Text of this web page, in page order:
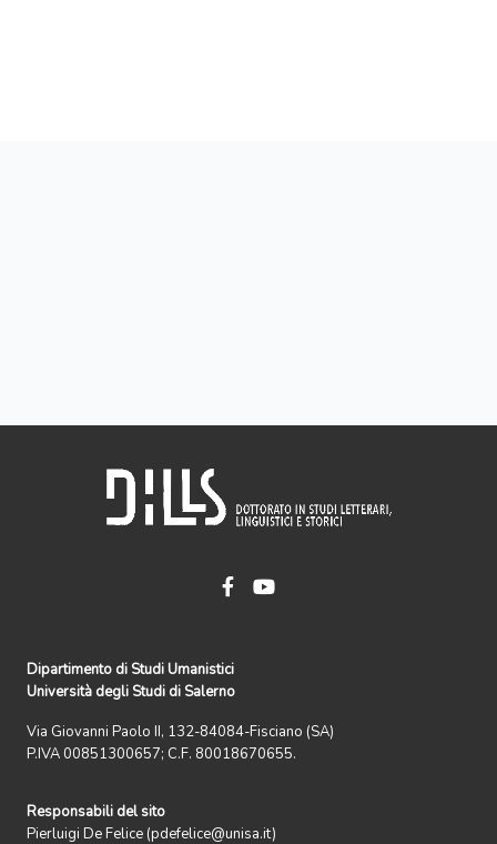
Dipartimento di Studi Umanistici
Università degli Studi di Salerno
Via Giovanni Paolo II, 132-84084-Fisciano (SA)
P.IVA 00851300657; C.F. 80018670655.
Responsabili del sito
Pierluigi De Felice (pdefelice@unisa.it)